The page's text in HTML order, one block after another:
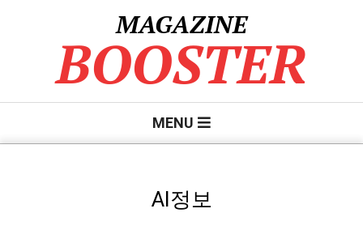
MAGAZINE
BOOSTER
MENU
AI정보